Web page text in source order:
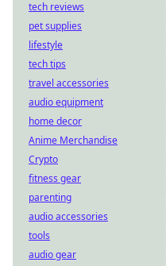
tech reviews
pet supplies
lifestyle
tech tips
travel accessories
audio equipment
home decor
Anime Merchandise
Crypto
fitness gear
parenting
audio accessories
tools
audio gear